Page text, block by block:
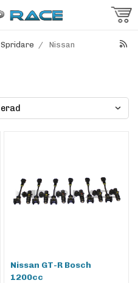
Spridare / Nissan
Nissan GT-R Bosch
1200cc